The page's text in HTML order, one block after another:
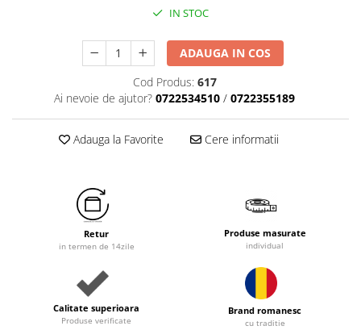
IN STOC
ADAUGA IN COS
Cod Produs: 617
Ai nevoie de ajutor? 0722534510 / 0722355189
Adauga la Favorite Cere informatii
Retur
in termen de 14zile
Produse masurate
individual
Calitate superioara
Produse verificate
Brand romanesc
cu traditie